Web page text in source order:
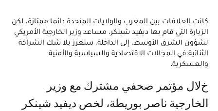
كانت العلاقات بين المغرب والولايات المتحدة دائما ممتازة، لكن
الزيارة التي قام بها ديفيد شينكر، مساعد وزير الخارجية الأمريكي
لشؤون الشرق الأوسط، إلى الداخلة، ستعزز بلا شك الشراكة
الثنائية في المجالات الاقتصادية والسياسية والأمنية
والعسكرية.
خلال مؤتمر صحفي مشترك مع وزير
الخارجية ناصر بوريطة، لخص ديفيد شينكر